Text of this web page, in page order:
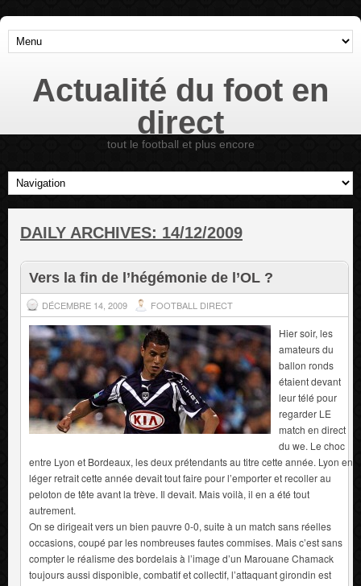
Actualité du foot en
direct
tout le football et plus encore
DAILY ARCHIVES: 14/12/2009
Vers la fin de l’hégémonie de l’OL ?
DÉCEMBRE 14, 2009 FOOTBALL DIRECT
Hier soir, les
amateurs du
ballon ronds
étaient devant
leur télé pour
regarder LE
match en direct
du we. Le choc
entre Lyon et Bordeaux, les deux prétendants au titre cette année. Lyon en
léger retrait cette année devait tout faire pour l’emporter et recoller au
peloton de tête avant la trève. Il devait. Mais voilà, il en a été tout
autrement.
On se dirigeait vers un bien pauvre 0-0, suite à un match sans réelles
occasions, coupé par les nombreuses fautes commises. Mais c’est sans
compter le réalisme des bordelais à l’image d’un Marouane Chamack
toujours aussi disponible, combatif et collectif, l’attaquant girondin est